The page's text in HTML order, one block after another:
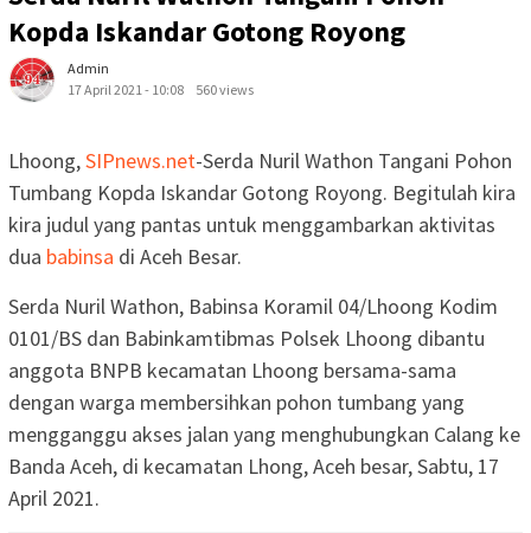
Kopda Iskandar Gotong Royong
Admin
17 April 2021 - 10:08
560 views
Lhoong,SIPnews.net-Serda Nuril Wathon Tangani Pohon
Tumbang Kopda Iskandar Gotong Royong. Begitulah kira
kira judul yang pantas untuk menggambarkan aktivitas
dua babinsa di Aceh Besar.
Serda Nuril Wathon, Babinsa Koramil 04/Lhoong Kodim
0101/BS dan Babinkamtibmas Polsek Lhoong dibantu
anggota BNPB kecamatan Lhoong bersama-sama
dengan warga membersihkan pohon tumbang yang
mengganggu akses jalan yang menghubungkan Calang ke
Banda Aceh, di kecamatan Lhong, Aceh besar, Sabtu, 17
April 2021.